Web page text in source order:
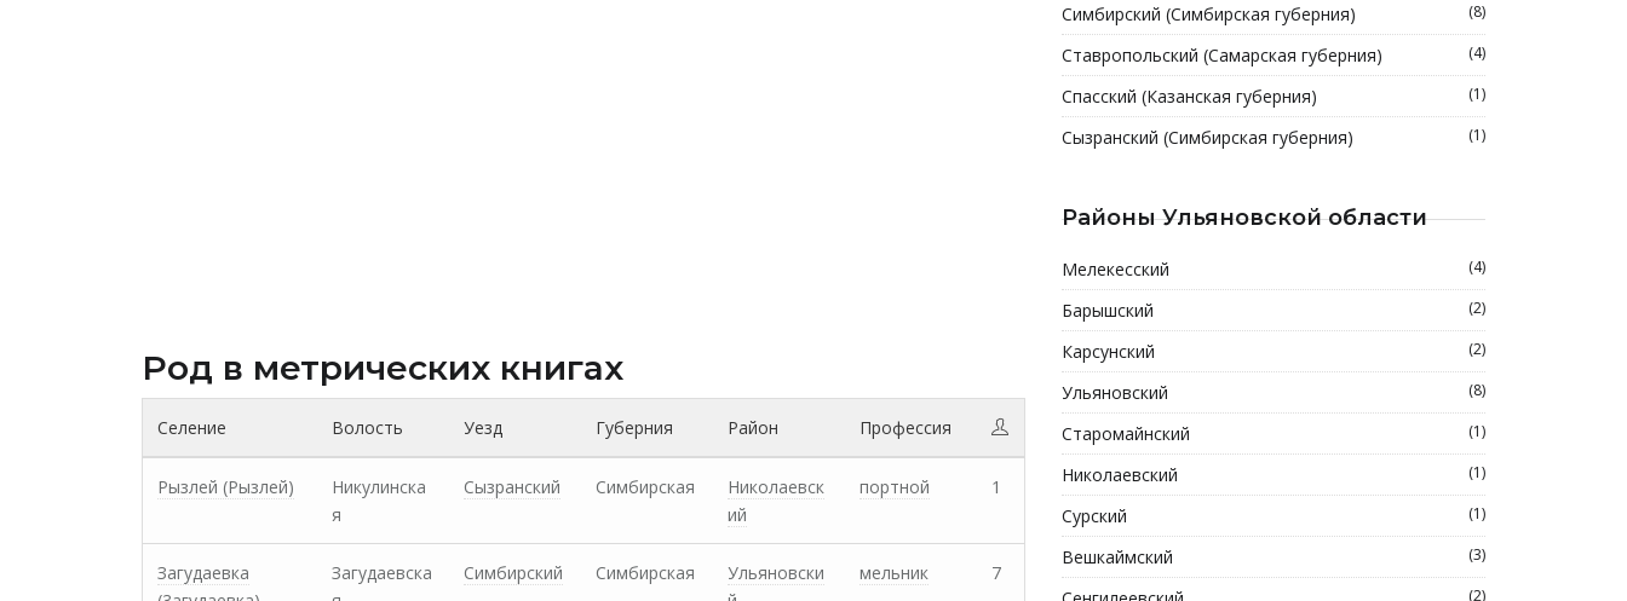
Род в метрических книгах
Селение Волость Уезд Губерния Район Профессия
Рызлей (Рызлей)
Никулинска
я
Сызранский Симбирская
Николаевск
ий
портной 1
Загудаевка
Загудаевска
Симбирский Симбирская
Ульяновски
мельник 7
Симбирский (Симбирская губерния) (8)
Ставропольский (Самарская губерния) (4)
Спасский (Казанская губерния) (1)
Сызранский (Симбирская губерния) (1)
Районы Ульяновской области
Мелекесский (4)
Барышский (2)
Карсунский (2)
Ульяновский (8)
Старомайнский (1)
Николаевский (1)
Сурский (1)
Вешкаймский (3)
(2)